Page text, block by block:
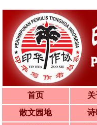
首页
散文园地
诗